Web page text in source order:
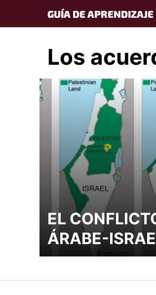
content
GUÍA DE APRENDIZAJE
Los
EL
ÁRABE-